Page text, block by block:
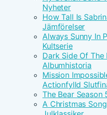
Nyheter
How Tall Is
Jämförelser
Always Sunny In
Kultserie
Dark Side Of
Albumhistoria
Mission
Actionfylld
The Bear
A Christmas